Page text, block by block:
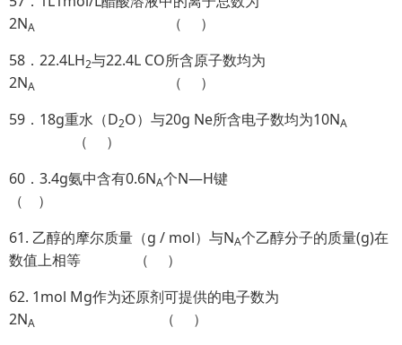
2NA
（ ）
58．22.4LH2与22.4L CO所含原子数均为
2NA
（ ）
59．18g重水（D2O）与20g Ne所含电子数均为10NA
（ ）
60．3.4g氨中含有0.6NA个N—H键
（ ）
61. 乙醇的摩尔质量（g / mol）与NA个乙醇分子的质量(g)在
数值上相等 （ ）
62. 1mol Mg作为还原剂可提供的电子数为
2NA
（ ）